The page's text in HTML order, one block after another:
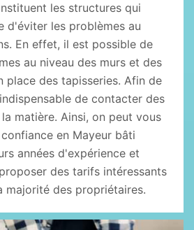
les structures qui
d'éviter les problèmes au
En effet, il est possible de
au niveau des murs et des
place des tapisseries. Afin de
de contacter des
matière. Ainsi, on peut vous
en Mayeur bâti
années d'expérience et
des tarifs intéressants
majorité des propriétaires.